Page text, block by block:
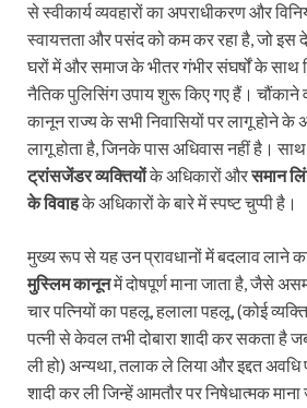
से स्वीकार्य व्यवहारों का अपराधीकरण और
स्वायत्तता और पसंद को कम कर रहा है, जो
घरों में और समाज के भीतर गंभीर संघर्षों के
नैतिक पुलिसिंग उपाय शुरू किए गए हैं। चौंकाने
कानून राज्य के सभी निवासियों पर लागू होने के
लागू होता है, जिनके पास अधिवास नहीं है।
ट्रांसजेंडर व्यक्तियोंके अधिकारों औरसमान
के विवाहके अधिकारों के बारे में स्पष्ट चुप्पी है।
मुख्य रूप से यह उन प्रावधानों में बदलाव लाने
मुस्लिम कानूनमें दोषपूर्ण माना जाता है, जैसे
चार पत्नियों का पहलू, हलाला पहलू, (कोई
पत्नी से केवल तभी दोबारा शादी कर सकता है
ली हो) अन्यथा, तलाक ले लिया और इद्दत अवधि
शादी कर ली जिन्हें आमतौर पर निषेधात्मक